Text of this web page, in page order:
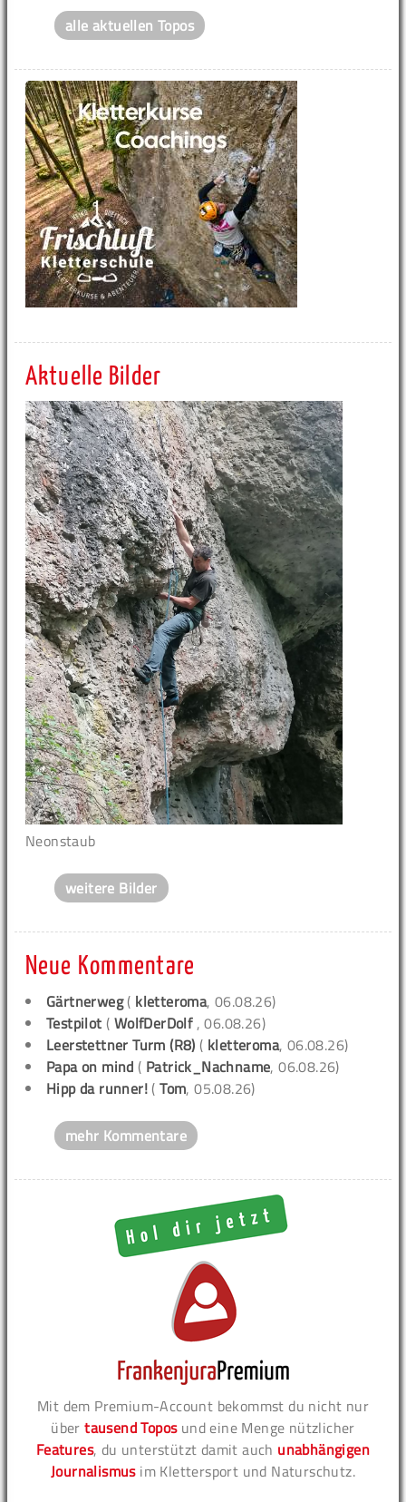
alle aktuellen Topos
Aktuelle Bilder
Neonstaub
weitere Bilder
Neue Kommentare
Gärtnerweg( kletteroma, 06.08.26)
Testpilot ( WolfDerDolf , 06.08.26)
Leerstettner Turm (R8) ( kletteroma, 06.08.26)
Papa on mind ( Patrick_Nachname, 06.08.26)
Hipp da runner! (Tom, 05.08.26)
mehr Kommentare
Mit dem Premium-Account bekommst du nicht nur
übertausend Toposund eine Menge nützlicher
Features, du unterstützt damit auch unabhängigen
Journalismusim Klettersport und Naturschutz.